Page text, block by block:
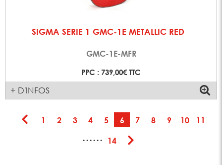
SIGMA SERIE 1 GMC-1E METALLIC RED
GMC-1E-MFR
PPC : 739,00€ TTC
+ D'INFOS
1 2 3 4 5 6 7 8 9 10 11
······ 14